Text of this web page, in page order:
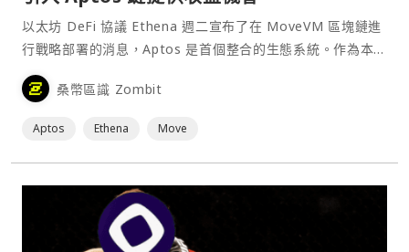
以太坊 DeFi 協議 Ethena 週二宣布了在 MoveVM 區塊鏈進
行戰略部署的消息，Aptos 是首個整合的生態系統。作為本次
合作的一部分，Ethena 的 USDe 和 sUSDe 將被部署到
Aptos，並首先與 MoveVM 生態借貸協議 Echelon⋯
桑幣區識 Zombit
Aptos Ethena Move